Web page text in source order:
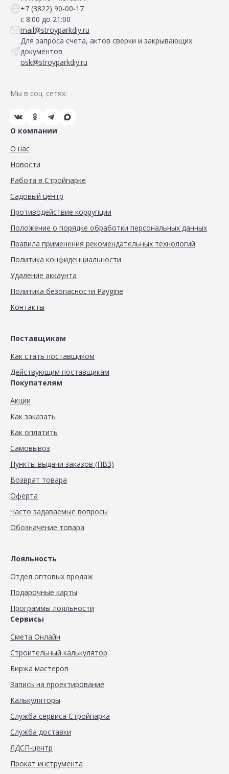
+7 (3822) 90-00-17
с 8:00 до 21:00
mail@stroyparkdiy.ru
Для запроса счета, актов сверки и закрывающих
документов
osk@stroyparkdiy.ru
Мы в соц. сетях:
О компании
О нас
Новости
Работа в Стройпарке
Садовый центр
Противодействие коррупции
Положение о порядке обработки персональных данных
Правила применения рекомендательных технологий
Политика конфиденциальности
Удаление аккаунта
Политика безопасности Paygine
Контакты
Поставщикам
Как стать поставщиком
Действующим поставщикам
Покупателям
Акции
Как заказать
Как оплатить
Самовывоз
Пункты выдачи заказов (ПВЗ)
Возврат товара
Оферта
Часто задаваемые вопросы
Обозначение товара
Лояльность
Отдел оптовых продаж
Подарочные карты
Программы лояльности
Сервисы
Смета Онлайн
Строительный калькулятор
Биржа мастеров
Запись на проектирование
Калькуляторы
Служба сервиса Стройпарка
Служба доставки
ЛДСП-центр
Прокат инструмента